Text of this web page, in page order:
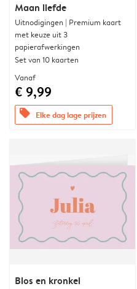
Maan liefde
Uitnodigingen | Premium kaart
met keuze uit 3
papierafwerkingen
Set van 10 kaarten
Vanaf
€ 9,99
offers Elke dag lage prijzen
Blos en kronkel